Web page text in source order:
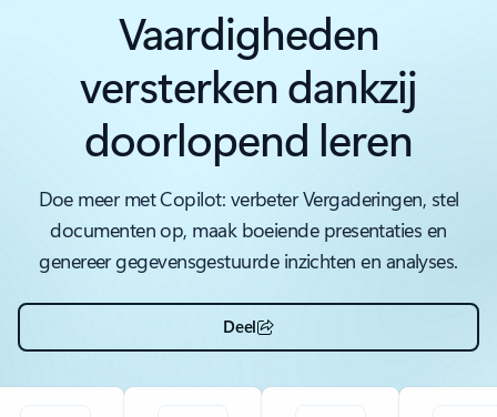
Vaardigheden
versterken dankzij
doorlopend leren
Doe meer met Copilot: verbeter Vergade­ringen, stel
documenten op, maak boeiende presentaties en
genereer gegevensgestuurde inzichten en analyses.
Deel